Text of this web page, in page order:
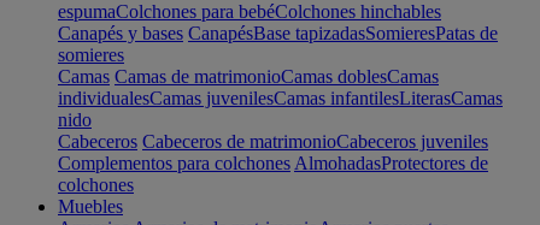
espumaColchones para bebéColchones hinchables
Canapés y bases CanapésBase tapizadasSomieresPatas de
somieres
Camas Camas de matrimonioCamas doblesCamas
individualesCamas juvenilesCamas infantilesLiterasCamas
nido
Cabeceros Cabeceros de matrimonioCabeceros juveniles
Complementos para colchones AlmohadasProtectores de
colchones
Muebles